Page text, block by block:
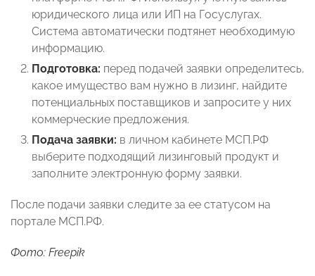
юридического лица или ИП на Госуслугах.
Система автоматически подтянет необходимую
информацию.
Подготовка: перед подачей заявки определитесь,
какое имущество вам нужно в лизинг, найдите
потенциальных поставщиков и запросите у них
коммерческие предложения.
Подача заявки: в личном кабинете МСП.РФ
выберите подходящий лизинговый продукт и
заполните электронную форму заявки.
После подачи заявки следите за ее статусом на
портале МСП.РФ.
Фото: Freepik